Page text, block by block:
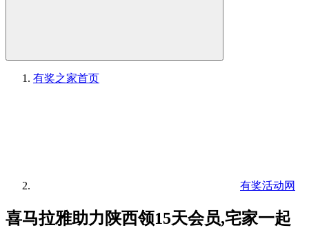
有奖之家首页
有奖活动网
喜马拉雅助力陕西领15天会员,宅家一起